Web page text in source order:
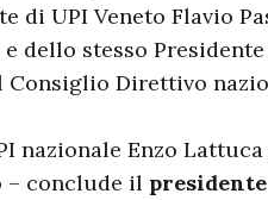
di UPI Veneto Flavio
dello stesso Presidente
Consiglio Direttivo
nazionale Enzo Lattuca
– conclude il